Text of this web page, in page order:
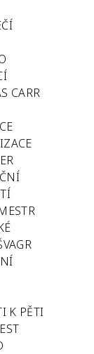
CARR
K PĚTI